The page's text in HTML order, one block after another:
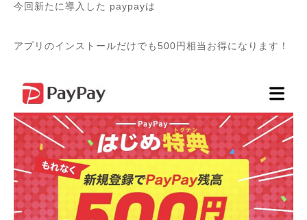
今回新たに導入した paypayは
アプリのインストールだけでも500円相当お得になります！